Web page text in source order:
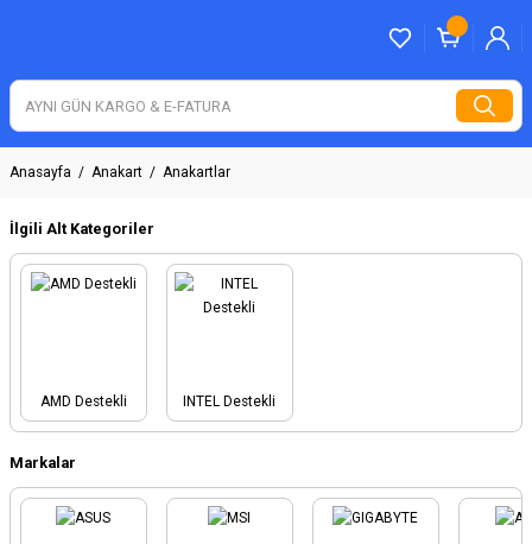
Anasayfa Anakart Anakartlar
İlgili Alt Kategoriler
AMD Destekli INTEL Destekli
Markalar